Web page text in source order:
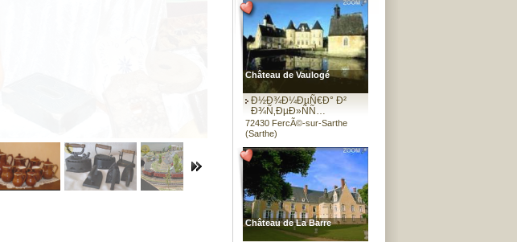
Château de Vaulogé
Ð½Ð¾Ð¼ÐµÑ€Ð° Ð²
Ð¾Ñ‚ÐµÐ»ÑÑ…
72430 FercÃ©-sur-Sarthe
(Sarthe)
Château de La Barre